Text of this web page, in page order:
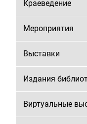
Краеведение
Мероприятия
Выставки
Издания
Виртуальные